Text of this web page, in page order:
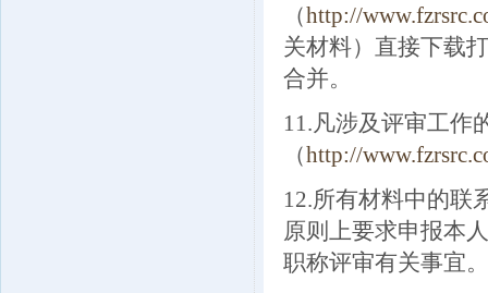
（http://
关材料）直接下载
合并。
11.凡涉及评审工作
（http://
12.所有材料中的联
原则上要求申报本
职称评审有关事宜。